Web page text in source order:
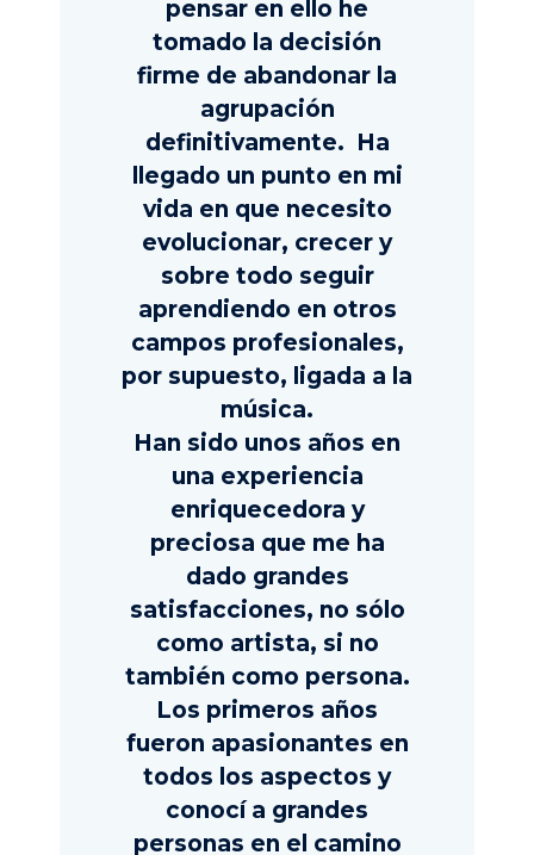
pensar en ello he
tomado la decisión
firme de abandonar la
agrupación
definitivamente. Ha
llegado un punto en mi
vida en que necesito
evolucionar, crecer y
sobre todo seguir
aprendiendo en otros
campos profesionales,
por supuesto, ligada a la
música.
Han sido unos años en
una experiencia
enriquecedora y
preciosa que me ha
dado grandes
satisfacciones, no sólo
como artista, si no
también como persona.
Los primeros años
fueron apasionantes en
todos los aspectos y
conocí a grandes
personas en el camino